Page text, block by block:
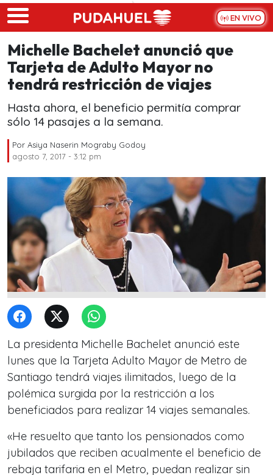
Skip to main content
EN VIVO
Michelle Bachelet anunció que
Tarjeta de Adulto Mayor no
tendrá restricción de viajes
Hasta ahora, el beneficio permitía comprar
sólo 14 pasajes a la semana.
Por Asiya Naserin Mograby Godoy
agosto 7, 2017 - 3:12 pm
La presidenta Michelle Bachelet anunció este
lunes que la Tarjeta Adulto Mayor de Metro de
Santiago tendrá viajes ilimitados, luego de la
polémica surgida por la restricción a los
beneficiados para realizar 14 viajes semanales.
«He resuelto que tanto los pensionados como
jubilados que reciben acualmente el beneficio de
rebaja tarifaria en el Metro, puedan realizar sin